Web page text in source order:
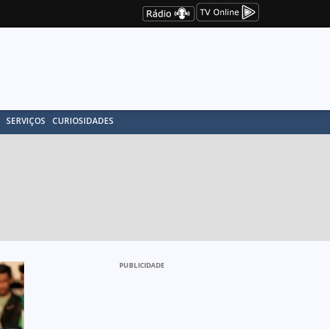
SERVIÇOS CURIOSIDADES
PUBLICIDADE